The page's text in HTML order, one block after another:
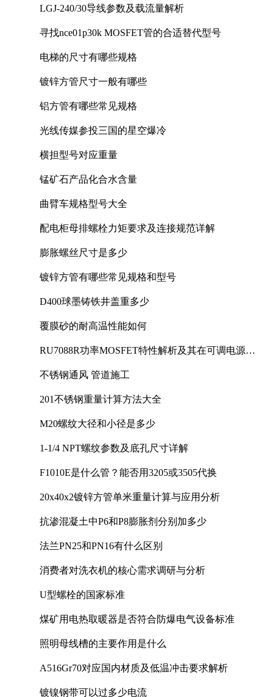
LGJ-240/30导线参数及载流量解析
寻找nce01p30k MOSFET管的合适替代型号
电梯的尺寸有哪些规格
镀锌方管尺寸一般有哪些
铝方管有哪些常见规格
光线传媒参投三国的星空爆冷
横担型号对应重量
锰矿石产品化合水含量
曲臂车规格型号大全
配电柜母排螺栓力矩要求及连接规范详解
膨胀螺丝尺寸是多少
镀锌方管有哪些常见规格和型号
D400球墨铸铁井盖重多少
覆膜砂的耐高温性能如何
RU7088R功率MOSFET特性解析及其在可调电源设
不锈钢通风 管道施工
201不锈钢重量计算方法大全
M20螺纹大径和小径是多少
1-1/4 NPT螺纹参数及底孔尺寸详解
F1010E是什么管？能否用3205或3505代换
20x40x2镀锌方管单米重量计算与应用分析
抗渗混凝土中P6和P8膨胀剂分别加多少
法兰PN25和PN16有什么区别
消费者对洗衣机的核心需求调研与分析
U型螺栓的国家标准
煤矿用电热取暖器是否符合防爆电气设备标准
照明母线槽的主要作用是什么
A516Gr70对应国内材质及低温冲击要求解析
镀镍钢带可以过多少电流